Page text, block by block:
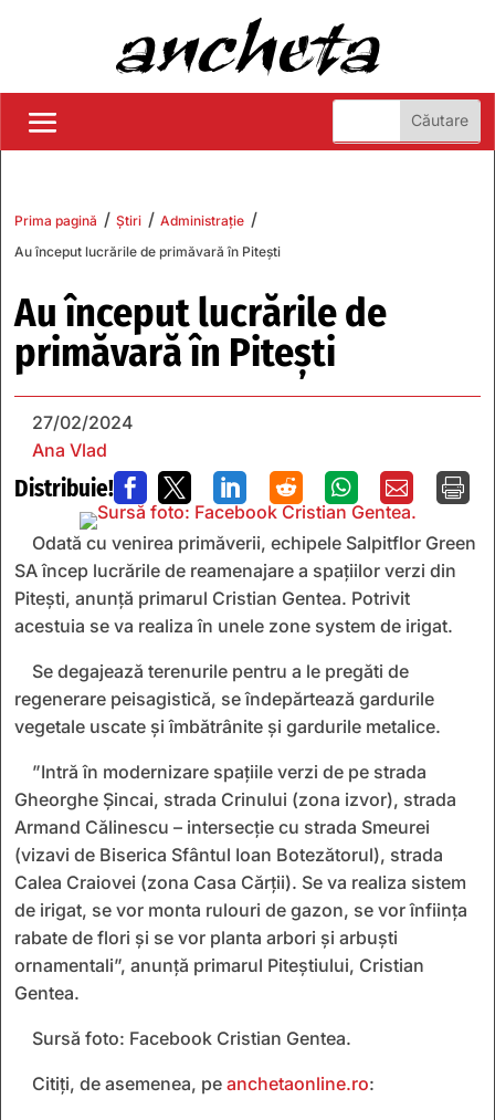
Prima pagină / Știri / Administrație /
Au început lucrările de primăvară în Pitești
Au început lucrările de
primăvară în Pitești
27/02/2024
Ana Vlad
Distribuie!       
Odată cu venirea primăverii, echipele Salpitflor Green
SA încep lucrările de reamenajare a spațiilor verzi din
Pitești, anunță primarul Cristian Gentea. Potrivit
acestuia se va realiza în unele zone system de irigat.
Se degajează terenurile pentru a le pregăti de
regenerare peisagistică, se îndepărtează gardurile
vegetale uscate și îmbătrânite și gardurile metalice.
”Intră în modernizare spațiile verzi de pe strada
Gheorghe Șincai, strada Crinului (zona izvor), strada
Armand Călinescu – intersecție cu strada Smeurei
(vizavi de Biserica Sfântul Ioan Botezătorul), strada
Calea Craiovei (zona Casa Cărții). Se va realiza sistem
de irigat, se vor monta rulouri de gazon, se vor înființa
rabate de flori și se vor planta arbori și arbuști
ornamentali”, anunță primarul Piteștiului, Cristian
Gentea.
Sursă foto: Facebook Cristian Gentea.
Citiți, de asemenea, pe anchetaonline.ro: